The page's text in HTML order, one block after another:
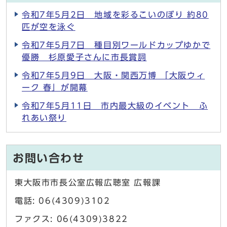
令和7年5月2日 地域を彩るこいのぼり 約80
匹が空を泳ぐ
令和7年5月7日 種目別ワールドカップゆかで
優勝 杉原愛子さんに市長賞詞
令和7年5月9日 大阪・関西万博 「大阪ウィ
ーク 春」が開幕
令和7年5月11日 市内最大級のイベント ふ
れあい祭り
お問い合わせ
東大阪市市長公室広報広聴室 広報課
電話: 06(4309)3102
ファクス: 06(4309)3822